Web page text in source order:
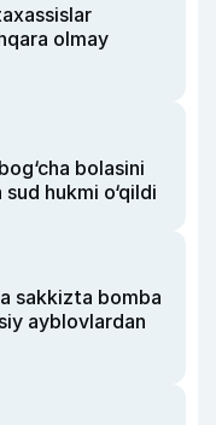
olmay
bolasini
hukmi o‘qildi
sakkizta bomba
ayblovlardan